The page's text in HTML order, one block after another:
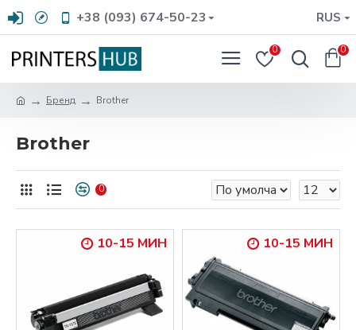
+38 (093) 674-50-23 RUS
0 0
Бренд Brother
Brother
0
10-15 МИН 10-15 МИН